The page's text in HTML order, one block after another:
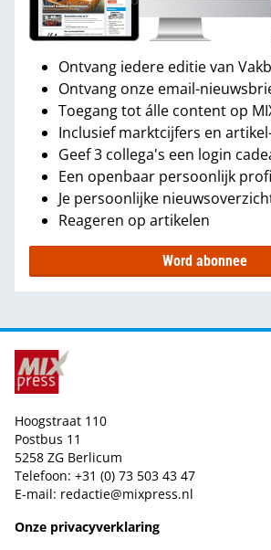
Ontvang iedere editie van
Ontvang onze email-
Toegang tot álle content op
Inclusief marktcijfers en
Geef 3 collega's een login
Een openbaar persoonlijk
Je persoonlijke
Reageren op artikelen
Word abonnee
Hoogstraat 110
Postbus 11
5258 ZG Berlicum
Telefoon: +31 (0) 73 503 43 47
E-mail: redactie@mixpress.nl
Onze privacyverklaring